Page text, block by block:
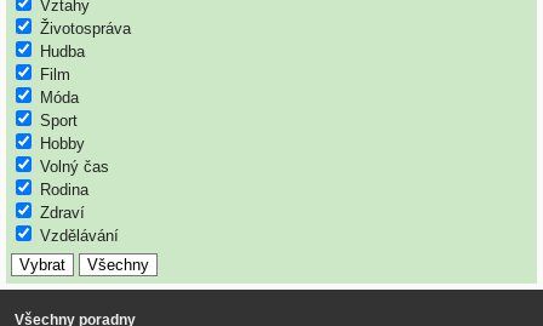
Vztahy
Životospráva
Hudba
Film
Móda
Sport
Hobby
Volný čas
Rodina
Zdraví
Vzdělávání
Všechny poradny